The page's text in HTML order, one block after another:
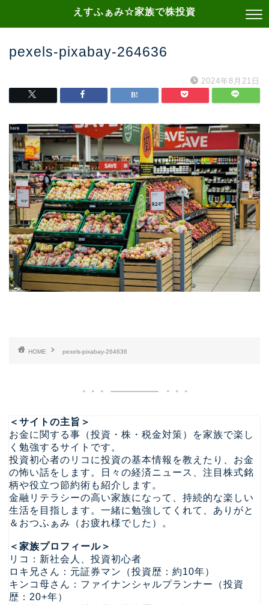
えすふぁみ☆家族で株投資
pexels-pixabay-264636
2024年8月21日
HOME pexels-pixabay-264636
＜サイトの主旨＞
お金に関する事（投資・株・税金対策）を家族で楽し
く勉強するサイトです。
投資初心者のリコに投資の基本情報を教えたり、お金
の怖い話をします。日々の経済ニュース、注目株式銘
柄や役立つ節約術も紹介します。
金融リテラシーの高い家族になって、持続的な楽しい
生活を目指します。一緒に勉強してくれて、ありがと
＆おつふぁみ（お疲れ様でした）。
＜家族プロフィール＞
リコ：新社会人、投資初心者
ロキ兄さん：元証券マン（投資歴：約10年）
キンコ母さん：ファイナンシャルプランナー（投資
歴：20+年）